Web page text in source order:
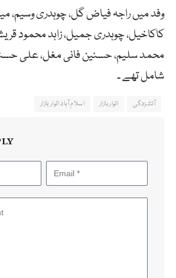
وفد میں راجہ فیاض گل، چوہدری وسیم،
کاکاخیل، چوہدری جمیل، زاہد محمود
محمد سلیم، حسنین فانی مغل، علی
شامل تھے ۔
آتشزدگی اتوار بازار اسلام آباد اتوار بازار